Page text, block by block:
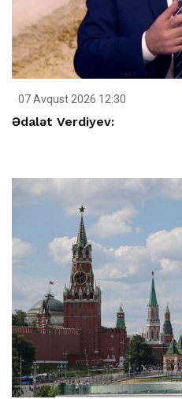
07 Avqust 2026 12:30
Ədalət Verdiyev: